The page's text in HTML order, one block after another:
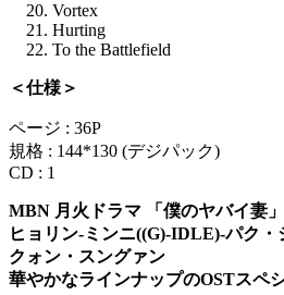
Vortex
Hurting
To the Battlefield
＜仕様＞
ページ : 36P
規格 : 144*130 (デジパック)
CD : 1
MBN 月火ドラマ 「僕のヤバイ妻」
ヒョリン-ミンニ((G)-IDLE)-パク・
クォン・スングァン
華やかなラインナップのOSTスペ